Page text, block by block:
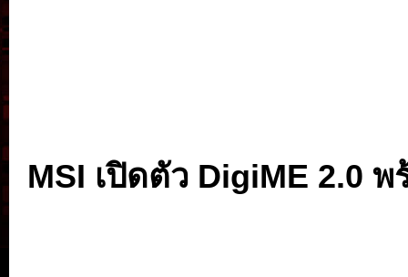
MSI เปิดตัว DigiME 2.0 พ